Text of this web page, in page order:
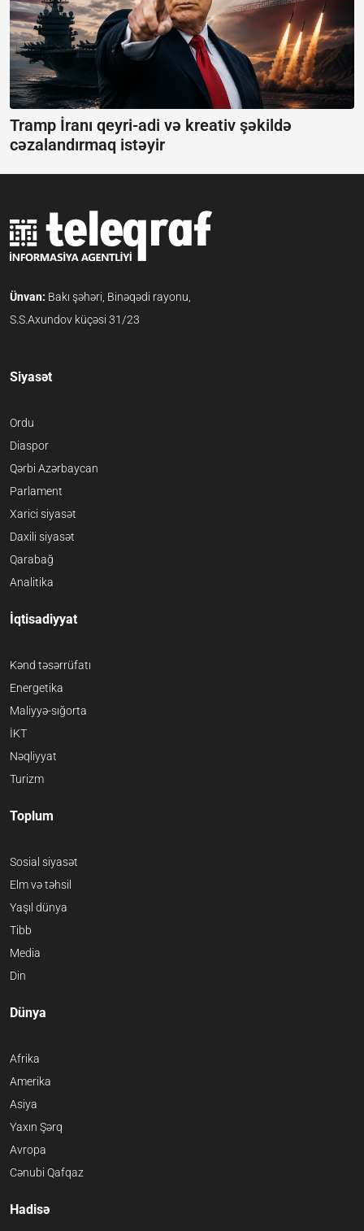
Tramp İranı qeyri-adi və kreativ şəkildə
cəzalandırmaq istəyir
Ünvan: Bakı şəhəri, Binəqədi rayonu,
S.S.Axundov küçəsi 31/23
Siyasət
Ordu
Diaspor
Qərbi Azərbaycan
Parlament
Xarici siyasət
Daxili siyasət
Qarabağ
Analitika
İqtisadiyyat
Kənd təsərrüfatı
Energetika
Maliyyə-sığorta
İKT
Nəqliyyat
Turizm
Toplum
Sosial siyasət
Elm və təhsil
Yaşıl dünya
Tibb
Media
Din
Dünya
Afrika
Amerika
Asiya
Yaxın Şərq
Avropa
Cənubi Qafqaz
Hadisə